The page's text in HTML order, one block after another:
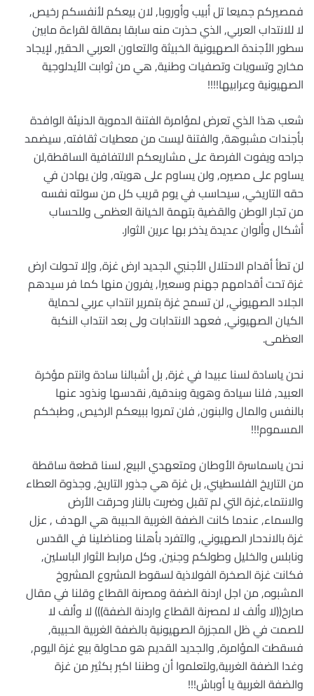
فمصيركم جميعا تل أبيب وأوروبا, لان بيعكم لأنفسكم رخيص,
لا للانتداب العربي, الذي حذرت منه سابقا بمقالة لقراءة مابين
سطور الأجندة الصهيونية الخبيثة والتعاون العربي الحقير, لإيجاد
مخارج وتسويات وتصفيات وطنية, هي من ثوابت الأيدلوجية
الصهيونية وعرابيها!!!!
شعب هذا الذي تعرض لمؤامرة الفتنة الدموية الدنيئة الوافدة
بأجندات مشبوهة, والفتنة ليست من معطيات ثقافته, سيضمد
جراحه ويفوت الفرصة على مشاريعكم الالتفافية الساقطة,لن
يساوم على مصيره, ولن يساوم على هويته, ولن يهادن في
حقه التاريخي, سيحاسب في يوم قريب كل من سولته نفسه
من تجار الوطن والقضية بتهمة الخيانة العظمى وللحساب
أشكال وألوان عديدة يذخر بها عرين الثوار.
لن تطأ أقدام الاحتلال الأجنبي الجديد ارض غزة, وإلا تحولت ارض
غزة تحت أقدامهم جهنم وسعيرا, يفرون منها كما فر سيدهم
الجلاد الصهيوني, لن تسمح غزة بتمرير انتداب عربي لحماية
الكيان الصهيوني, فعهد الانتدابات ولى بعد انتداب النكبة
العظمى.
نحن ياسادة لسنا عبيدا في غزة, بل أشبالنا سادة وانتم مؤخرة
العبيد, فلنا سيادة وهوية وبندقية, نقدسها ونذود عنها
بالنفس والمال والبنون, فلن تمروا ببيعكم الرخيص, وطبخكم
المسموم!!!
نحن ياسماسرة الأوطان ومتعهدي البيع, لسنا قطعة ساقطة
من التاريخ الفلسطيني, بل غزة هي جذور التاريخ, وجذوة العطاء
والانتماء,غزة التي لم تقبل وضربت بالنار وحرقت الأرض
والسماء, عندما كانت الضفة الغربية الحبيبة هي الهدف , عزل
غزة بالاندحار الصهيوني, والتفرد بأهلنا ومناضلينا في القدس
ونابلس والخليل وطولكم وجنين, وكل مرابط الثوار الباسلين,
فكانت غزة الصخرة الفولاذية لسقوط المشروع المشروخ
المشبوه, من اجل اردنة الضفة ومصرنة القطاع وقلنا في مقال
صارخ((لا وألف لا لمصرنة القطاع واردنة الضفة))) لا وألف لا
للصمت في ظل المجزرة الصهيونية بالضفة الغربية الحبيبة,
فسقطت المؤامرة, والجديد القديم هو محاولة بيع غزة اليوم,
وغدا الضفة الغربية,ولتعلموا أن وطننا اكبر بكثير من غزة
والضفة الغربية يا أوباش!!!